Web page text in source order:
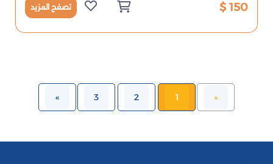
150 $ تصفح المزيد
«
1
2
3
»